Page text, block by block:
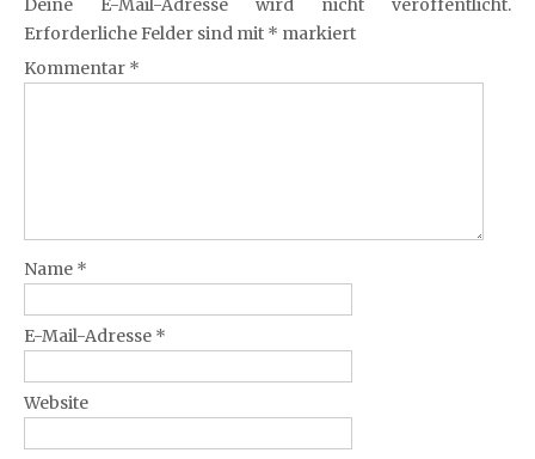
Deine E-Mail-Adresse wird nicht veröffentlicht.
Erforderliche Felder sind mit * markiert
Kommentar *
Name *
E-Mail-Adresse *
Website